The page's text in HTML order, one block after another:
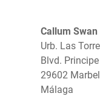
Callum Swan
Urb. Las
Blvd.
29602
Málaga